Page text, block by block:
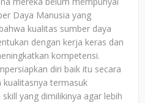
Daya Manusia yang
kualitas sumber daya
dengan kerja keras dan
kompetensi.
diri baik itu secara
termasuk
yang dimilikinya agar lebih